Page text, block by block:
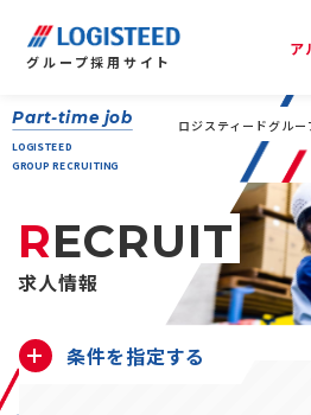
グループ採用サイト
ア
Part-time job
LOGISTEED
GROUP RECRUITING
ロジスティードグル
RECRUIT
求人情報
条件を指定する